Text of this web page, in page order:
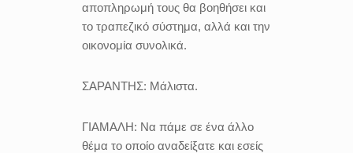
αποπληρωμή τους θα βοηθήσει και
το τραπεζικό σύστημα, αλλά και την
οικονομία συνολικά.
ΣΑΡΑΝΤΗΣ: Μάλιστα.
ΓΙΑΜΑΛΗ: Να πάμε σε ένα άλλο
θέμα το οποίο αναδείξατε και εσείς